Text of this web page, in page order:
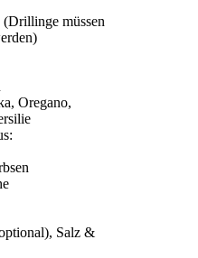
müssen
Oregano,
Salz &